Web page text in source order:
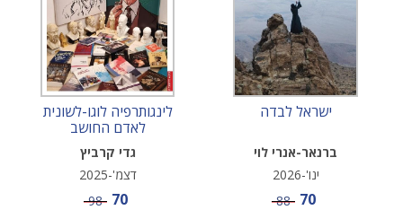
ישראל לבדה
ברנאר-אנרי לוי
ינו'-2026
מחיר מבצע
70 מחיר
88
לינגותרפיה לוגו-לשונית
לאדם החושב
גדי קרביץ
דצמ'-2025
מחיר מבצע
70 מחיר
98